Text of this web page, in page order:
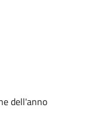
dell'anno